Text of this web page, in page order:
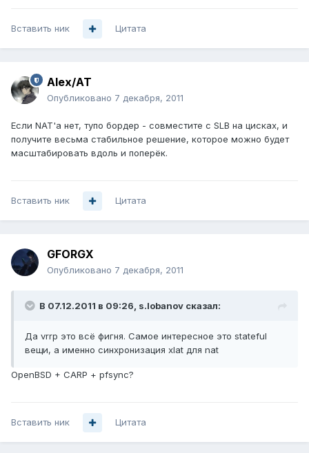
Вставить ник Цитата
Alex/AT
Опубликовано 7 декабря, 2011
Если NAT'а нет, тупо бордер - совместите с SLB на цисках, и
получите весьма стабильное решение, которое можно будет
масштабировать вдоль и поперёк.
Вставить ник Цитата
GFORGX
Опубликовано 7 декабря, 2011
В 07.12.2011 в 09:26, s.lobanov сказал:
Да vrrp это всё фигня. Самое интересное это stateful
вещи, а именно синхронизация xlat для nat
OpenBSD + CARP + pfsync?
Вставить ник Цитата